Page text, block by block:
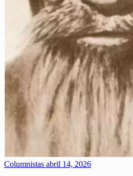
Columnistas abril 14, 2026